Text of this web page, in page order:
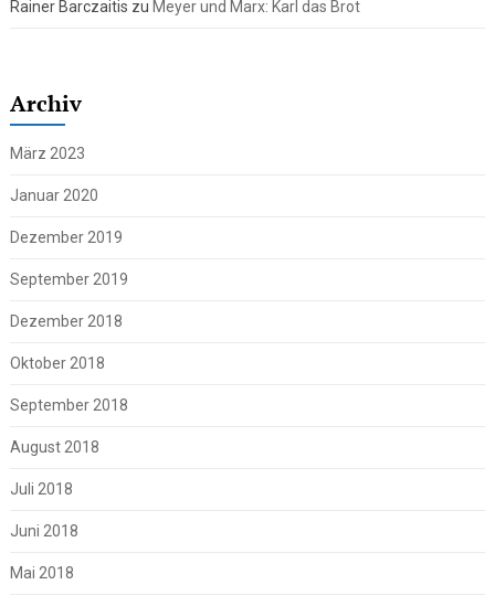
Rainer Barczaitis zu Meyer und Marx: Karl das Brot
Archiv
März 2023
Januar 2020
Dezember 2019
September 2019
Dezember 2018
Oktober 2018
September 2018
August 2018
Juli 2018
Juni 2018
Mai 2018